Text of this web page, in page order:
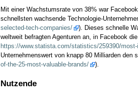
Mit einer Wachstumsrate von 38% war
schnellsten wachsende Technologie-
selected-tech-companies/
). Dieses schnelle
weltweit befragten Agenturen an, in Facebook
https://www.statista.com/statistics/259390/
Unternehmenswert von knapp 80 Milliarden den
of-the-25-most-valuable-brands/
).
Nutzende